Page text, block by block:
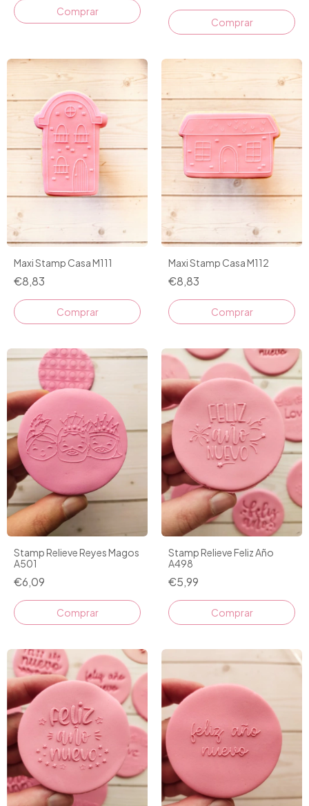
Comprar
Comprar
Maxi Stamp Casa M111
€8,83
Comprar
Maxi Stamp Casa M112
€8,83
Comprar
Stamp Relieve Reyes Magos
A501
€6,09
Stamp Relieve Feliz Año
A498
€5,99